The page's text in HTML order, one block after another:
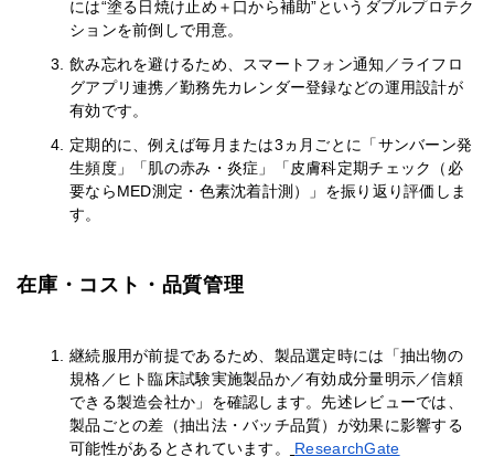
には“塗る日焼け止め＋口から補助”というダブルプロテク
ションを前倒しで用意。
飲み忘れを避けるため、スマートフォン通知／ライフロ
グアプリ連携／勤務先カレンダー登録などの運用設計が
有効です。
定期的に、例えば毎月または3ヵ月ごとに「サンバーン発
生頻度」「肌の赤み・炎症」「皮膚科定期チェック（必
要ならMED測定・色素沈着計測）」を振り返り評価しま
す。
在庫・コスト・品質管理
継続服用が前提であるため、製品選定時には「抽出物の
規格／ヒト臨床試験実施製品か／有効成分量明示／信頼
できる製造会社か」を確認します。先述レビューでは、
製品ごとの差（抽出法・バッチ品質）が効果に影響する
可能性があるとされています。
ResearchGate